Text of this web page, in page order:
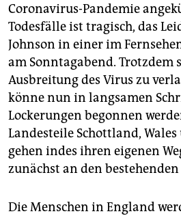
abo
genossenschaft
epaper login
Coronavirus-Pandemie
Todesfälle ist tragisch, das
Johnson in einer im
am Sonntagabend. Trotzdem
Ausbreitung des Virus zu
könne nun in langsamen
Lockerungen begonnen
Landesteile Schottland,
gehen indes ihren eigenen
zunächst an den bestehenden
Die Menschen in England